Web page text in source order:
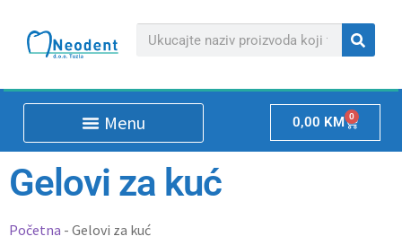
0,00 KM 0
Gelovi za kuć
Početna - Gelovi za kuć